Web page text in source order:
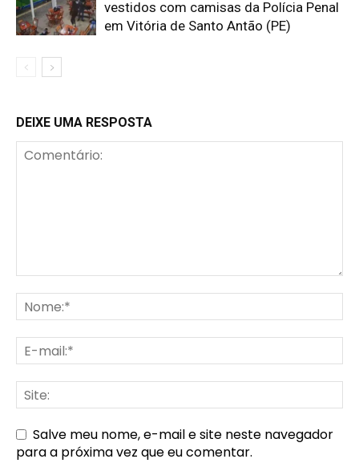
vestidos com camisas da Polícia Penal
em Vitória de Santo Antão (PE)
DEIXE UMA RESPOSTA
Salve meu nome, e-mail e site neste navegador
para a próxima vez que eu comentar.